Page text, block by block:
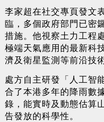
李家超在社交專頁發文
臨，多個政府部門已密
措施。他視察土力工程
極端天氣應用的最新科
濟及衛星監測等前沿技術
處方自主研發「人工智
合了本港多年的降雨數
錄，能實時及動態估算
告發放的科學性。